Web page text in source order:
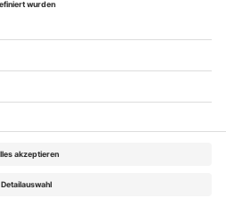
Kritikerumfrage Newsletter